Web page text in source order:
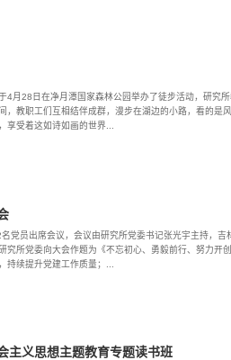
月28日在净月潭国家森林公园举办了徒步活动，研究
教职工们互相结伴成群，漫步在湖边的小路，看的是
受着这如诗如画的世界...
党员出席会议，会议由研究所党委书记张光宇主持，吉
所党委向大会作题为《不忘初心、勇毅前行、努力开
持续提升党建工作质量；...
主义思想主题教育专题读书班